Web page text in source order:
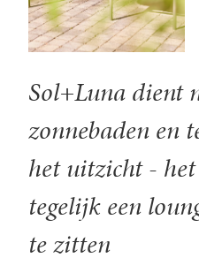
Sol+Luna dient
zonnebaden en
het uitzicht -
tegelijk een
te zitten